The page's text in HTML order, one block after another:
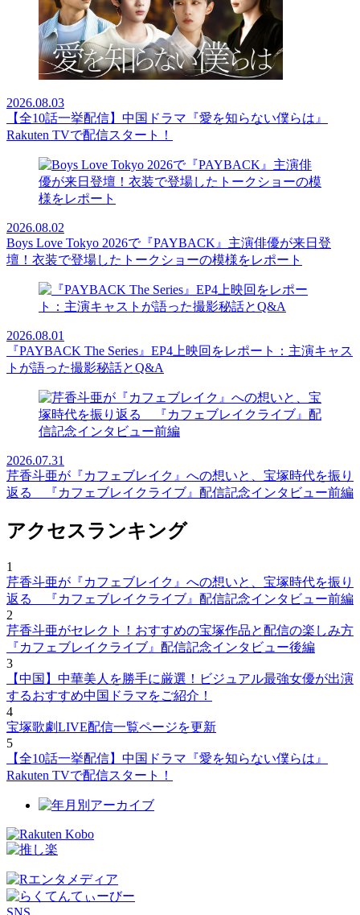
2026.08.03
【全10話一挙配信】中国ドラマ『愛を知らない僕らは』
Rakuten TVで配信スタート！
2026.08.02
Boys Love Tokyo 2026で『PAYBACK』主演俳優が来日登
壇！衣装で登場したトークショーの模様をレポート
2026.08.01
『PAYBACK The Series』EP4上映回をレポート：主演キャス
トが語った撮影秘話とQ&A
2026.07.31
芹香斗亜が『カフェブレイク』への想いと、宝塚時代を振り
返る 『カフェブレイクライブ』配信記念インタビュー前編
アクセスランキング
1
芹香斗亜が『カフェブレイク』への想いと、宝塚時代を振り
返る 『カフェブレイクライブ』配信記念インタビュー前編
2
芹香斗亜がセレクト！おすすめの宝塚作品と配信の楽しみ方
『カフェブレイクライブ』配信記念インタビュー後編
3
【中国】中華美人を勝手に厳選！ビジュアル最強女優が出演
するおすすめ中国ドラマをご紹介！
4
宝塚歌劇LIVE配信一覧ページを更新
5
【全10話一挙配信】中国ドラマ『愛を知らない僕らは』
Rakuten TVで配信スタート！
SNS